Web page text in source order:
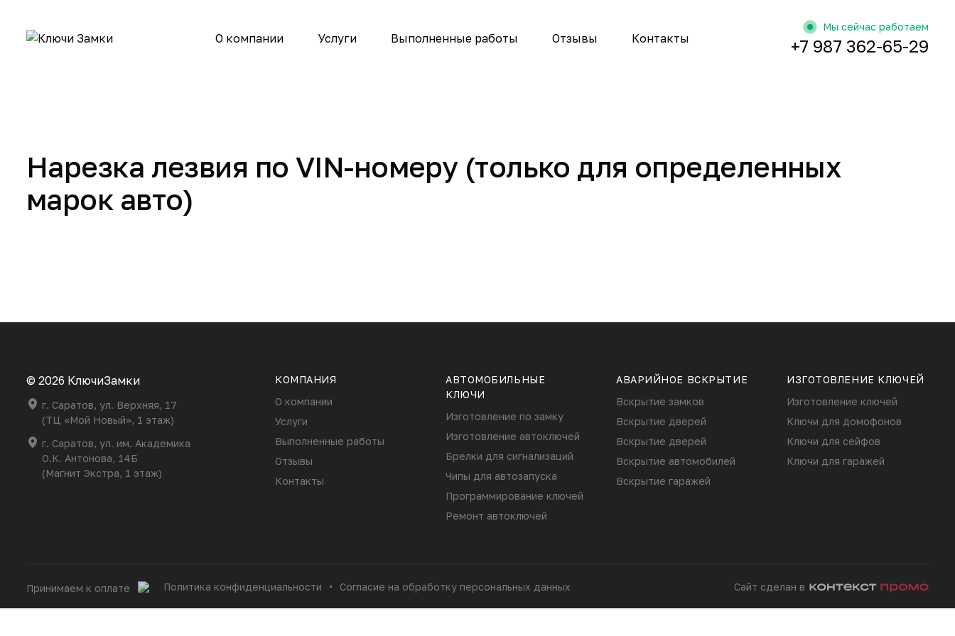
О компании Услуги Выполненные работы Отзывы Контакты
Мы сейчас работаем
+7 987 362-65-29
Нарезка лезвия по VIN-номеру (только для определенных
марок авто)
© 2026 КлючиЗамки
г. Саратов, ул. Верхняя, 17
(ТЦ «Мой Новый», 1 этаж)
г. Саратов, ул. им. Академика
О.К. Антонова, 14Б
(Магнит Экстра, 1 этаж)
КОМПАНИЯ
О компании
Услуги
Выполненные работы
Отзывы
Контакты
АВТОМОБИЛЬНЫЕ
КЛЮЧИ
Изготовление по замку
Изготовление автоключей
Брелки для сигнализаций
Чипы для автозапуска
Программирование ключей
Ремонт автоключей
АВАРИЙНОЕ ВСКРЫТИЕ
Вскрытие замков
Вскрытие дверей
Вскрытие дверей
Вскрытие автомобилей
Вскрытие гаражей
ИЗГОТОВЛЕНИЕ КЛЮЧЕЙ
Изготовление ключей
Ключи для домофонов
Ключи для сейфов
Ключи для гаражей
Принимаем к оплате Политика конфиденциальности Согласие на обработку персональных данных Сайт сделан в